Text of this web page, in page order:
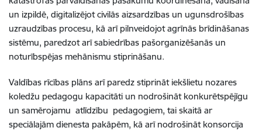
un izpildē, digitalizējot civilās aizsardzības un ugunsdrošības
uzraudzības procesu, kā arī pilnveidojot agrīnās brīdināšanas
sistēmu, paredzot arī sabiedrības pašorganizēšanās un
noturībspējas mehānismu stiprināšanu.
Valdības rīcības plāns arī paredz stiprināt iekšlietu nozares
koledžu pedagogu kapacitāti un nodrošināt konkurētspējīgu
un samērojamu atlīdzību pedagogiem, tai skaitā ar
speciālajām dienesta pakāpēm, kā arī nodrošināt konsorcija